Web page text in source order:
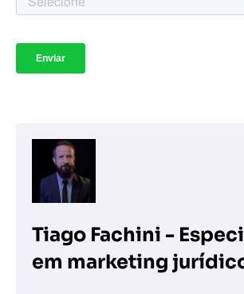
Tiago Fachini -
em marketing